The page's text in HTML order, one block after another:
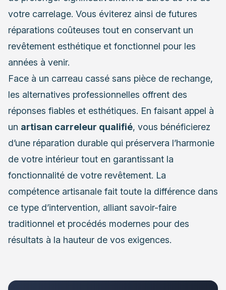
votre carrelage. Vous éviterez ainsi de futures
réparations coûteuses tout en conservant un
revêtement esthétique et fonctionnel pour les
années à venir.
Face à un carreau cassé sans pièce de rechange,
les alternatives professionnelles offrent des
réponses fiables et esthétiques. En faisant appel à
un artisan carreleur qualifié, vous bénéficierez
d’une réparation durable qui préservera l’harmonie
de votre intérieur tout en garantissant la
fonctionnalité de votre revêtement. La
compétence artisanale fait toute la différence dans
ce type d’intervention, alliant savoir-faire
traditionnel et procédés modernes pour des
résultats à la hauteur de vos exigences.